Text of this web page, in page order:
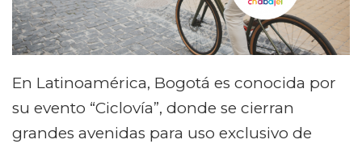
En Latinoamérica, Bogotá es conocida por
su evento “Ciclovía”, donde se cierran
grandes avenidas para uso exclusivo de